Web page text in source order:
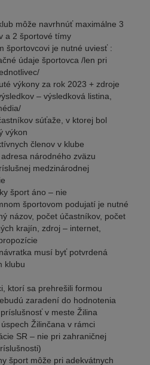
môže navrhnúť maximálne 3
a 2 športové tímy
športovcovi je nutné uviesť :
údaje športovca /len pri
výkony za rok 2023 + zdroje
– výsledková listina,
súťaže, v ktorej bol
výkon
členov v klube
národného zväzu
medzinárodnej
šport áno – nie
športovom podujatí je nutné
názov, počet účastníkov, počet
krajín, zdroj – internet,
musí byť potvrdená
klubu
ktorí sa prehrešili formou
zaradení do hodnotenia
v meste Žilina
Žilinčana v rámci
SR – nie pri zahraničnej
šport môže pri adekvátnych